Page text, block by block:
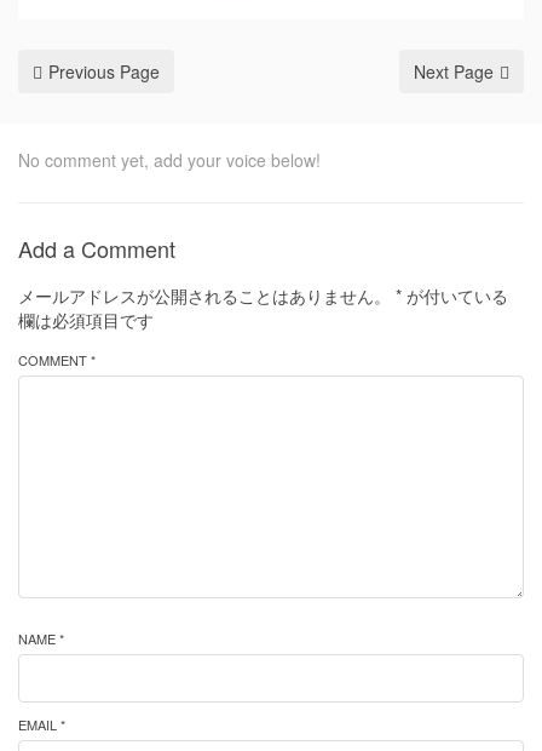
Previous Page Next Page
No comment yet, add your voice below!
Add a Comment
メールアドレスが公開されることはありません。 * が付いている
欄は必須項目です
COMMENT *
NAME *
EMAIL *